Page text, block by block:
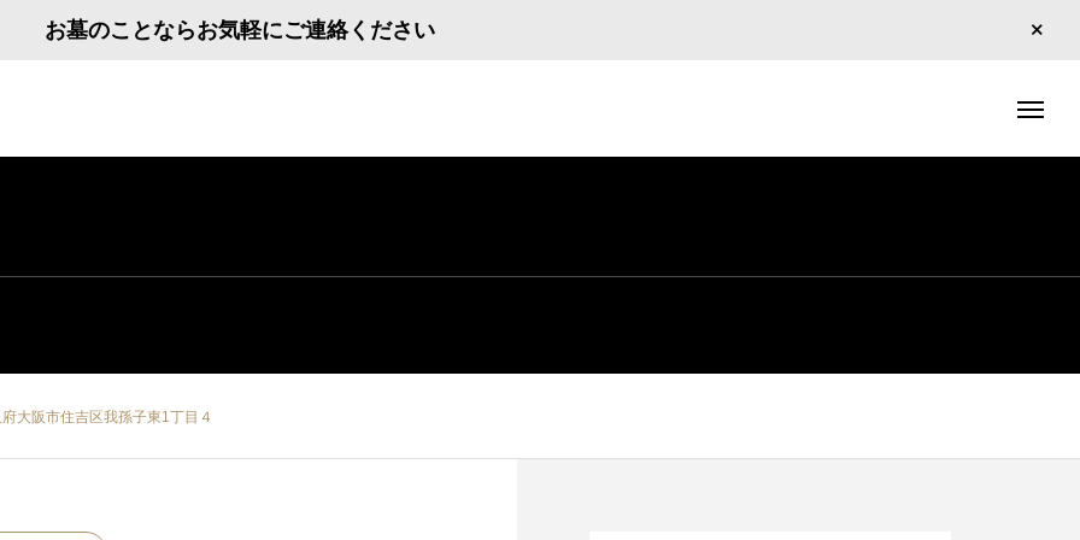
お墓のことならお気軽にご連絡ください
大阪市住吉区我孫子東1丁目４